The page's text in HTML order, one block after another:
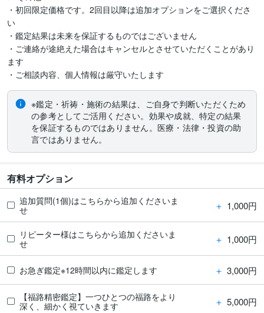
・初回限定価格です。2回目以降は追加オプションをご選択くださ
い
・鑑定結果は未来を保証するものではございません
・ご連絡が途絶えた場合はキャンセルとさせていただくことがあり
ます
・ご相談内容、個人情報は厳守いたします
※鑑定・祈祷・施術の結果は、ご自身で判断いただくため
の参考としてご活用ください。効果や成就、特定の結果
を保証するものではありません。医療・法律・投資の助
言ではありません。
有料オプション
追加質問(1個)はこちらから追加くださいま
せ
＋ 1,000円
リピーター様はこちらから追加くださいま
せ
＋ 1,000円
お急ぎ鑑定※12時間以内に鑑定します ＋ 3,000円
【福路精密鑑定】一つひとつの福路をより
深く、細かく視ていきます
＋ 5,000円